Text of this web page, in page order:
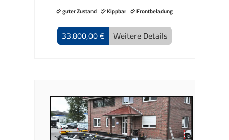
guter Zustand Kippbar Frontbeladung
33.800,00 € Weitere Details